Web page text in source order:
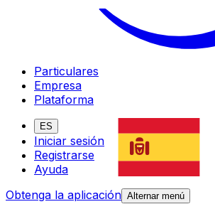
Particulares
Empresa
Plataforma
ES
Iniciar sesión
Registrarse
Ayuda
Obtenga la aplicación Alternar menú